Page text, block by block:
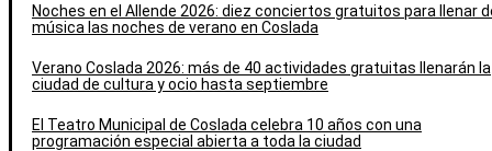
Noches en el Allende 2026: diez conciertos gratuitos para llenar
música las noches de verano en Coslada
Verano Coslada 2026: más de 40 actividades gratuitas llenarán la
ciudad de cultura y ocio hasta septiembre
El Teatro Municipal de Coslada celebra 10 años con una
programación especial abierta a toda la ciudad